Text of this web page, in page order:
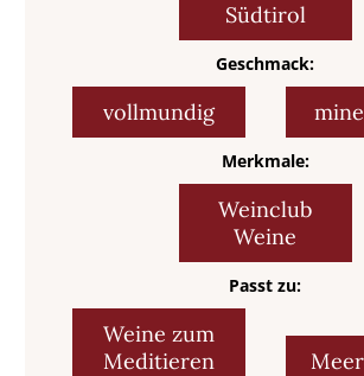
Südtirol
Geschmack:
vollmundig
Merkmale:
Weinclub
Weine
Passt zu:
Weine zum
Meditieren